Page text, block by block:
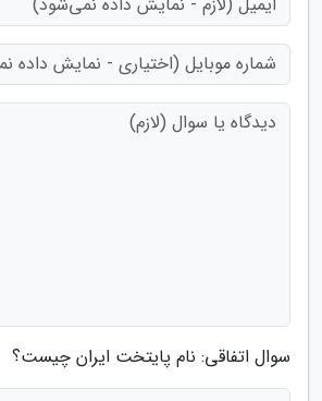
سوال اتفاقی: نام پایتخت ایران چیست؟